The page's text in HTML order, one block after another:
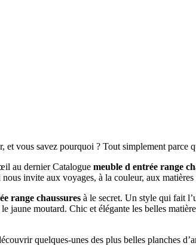
et vous savez pourquoi ? Tout simplement parce
au dernier Catalogue meuble d entrée range
invite aux voyages, à la couleur, aux
range chaussures à le secret. Un style qui fait
jaune moutard. Chic et élégante les belles
quelques-unes des plus belles planches